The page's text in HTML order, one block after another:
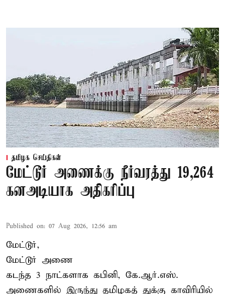
தமிழக செய்திகள்
மேட்டூர் அணைக்கு நீர்வரத்து 19,264
கனஅடியாக அதிகரிப்பு
Published on: 07 Aug 2026, 12:56 am
மேட்டூர்,
மேட்டூர் அணை
கடந்த 3 நாட்களாக கபினி, கே.ஆர்.எஸ்.
அணைகளில் இருந்து தமிழகத் துக்கு காவிரியில்